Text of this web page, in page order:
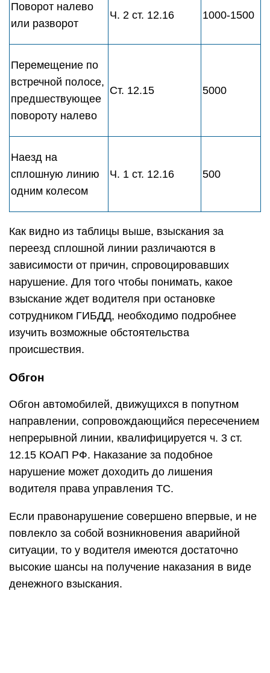
Поворот налево
или разворот
Ч. 2 ст. 12.16 1000-1500
Перемещение по
встречной полосе,
предшествующее
повороту налево
Ст. 12.15 5000
Наезд на
сплошную линию
одним колесом
Ч. 1 ст. 12.16 500
Как видно из таблицы выше, взыскания за
переезд сплошной линии различаются в
зависимости от причин, спровоцировавших
нарушение. Для того чтобы понимать, какое
взыскание ждет водителя при остановке
сотрудником ГИБДД, необходимо подробнее
изучить возможные обстоятельства
происшествия.
Обгон
Обгон автомобилей, движущихся в попутном
направлении, сопровождающийся пересечением
непрерывной линии, квалифицируется ч. 3 ст.
12.15 КОАП РФ. Наказание за подобное
нарушение может доходить до лишения
водителя права управления ТС.
Если правонарушение совершено впервые, и не
повлекло за собой возникновения аварийной
ситуации, то у водителя имеются достаточно
высокие шансы на получение наказания в виде
денежного взыскания.